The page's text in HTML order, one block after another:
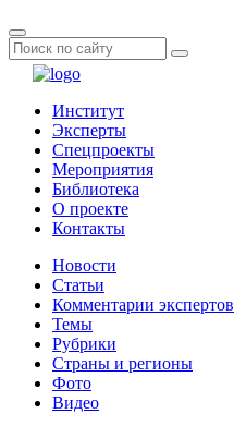
Институт
Эксперты
Спецпроекты
Мероприятия
Библиотека
О проекте
Контакты
Новости
Статьи
Комментарии экспертов
Темы
Рубрики
Страны и регионы
Фото
Видео